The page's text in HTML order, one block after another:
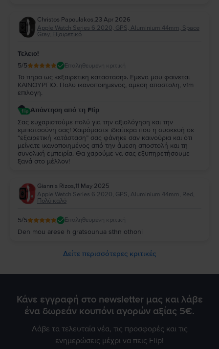
Christos Papoulakos,23 Apr 2026
Apple Watch Series 6 2020, GPS, Aluminium 44mm, Space
Gray, Εξαιρετικό
Τελειο!
5/5 Επαληθευμένη κριτική
Το πηρα ως «εξαιρετικη κατασταση». Εμενα μου φαινεται
ΚΑΙΝΟΥΡΓΙΟ. Πολυ ικανοποιημενος, αμεση αποστολη, vfm
επιλογη.
Απάντηση από τη Flip
Σας ευχαριστούμε πολύ για την αξιολόγηση και την
εμπιστοσύνη σας! Χαιρόμαστε ιδιαίτερα που η συσκευή σε
“εξαιρετική κατάσταση” σας φάνηκε σαν καινούρια και ότι
μείνατε ικανοποιημένος από την άμεση αποστολή και τη
συνολική εμπειρία. Θα χαρούμε να σας εξυπηρετήσουμε
ξανά στο μέλλον!
Giannis Rizos,11 May 2025
Apple Watch Series 6 2020, GPS, Aluminium 44mm, Red,
Πολύ καλό
5/5 Επαληθευμένη κριτική
Den mou arese h gratsounua sthn othoni
Δείτε περισσότερες κριτικές
Κάνε εγγραφή στο newsletter μας και λάβε
ένα δωρεάν κουπόνι αγορών αξίας 5€.
Λάβε τα τελευταία νέα, τις προσφορές και τις
ενημερώσεις μέχρι να πεις Flip!